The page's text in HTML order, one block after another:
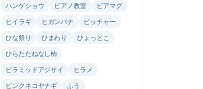
ハンゲショウ
ピアノ教室
ビアマグ
ヒイラギ
ヒガンバナ
ピッチャー
ひな祭り
ひまわり
ひょっとこ
ひらたたねなし柿
ピラミッドアジサイ
ヒラメ
ピンクネコヤナギ
ふう